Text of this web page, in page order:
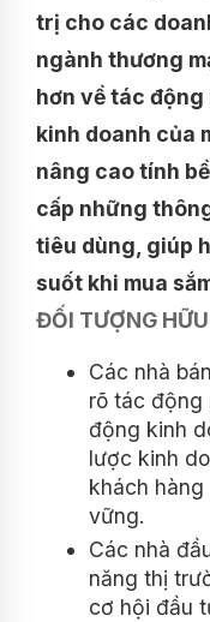
trị cho các
ngành thương
hơn về tác
kinh doanh của
nâng cao tính
cấp những
tiêu dùng, giúp
suốt khi mua
ĐỐI TƯỢNG
Các nhà
rõ tác động
động kinh
lược kinh
khách
vững.
Các nhà
năng thị
cơ hội đầu